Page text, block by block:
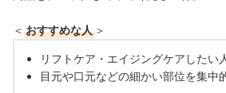
＜ おすすめな人 ＞
リフトケア・エイジングケアしたい
目元や口元などの細かい部位を集中